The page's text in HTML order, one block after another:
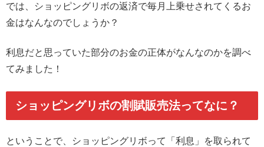
では、ショッピングリボの返済で毎月上乗せされてくるお
金はなんなのでしょうか？
利息だと思っていた部分のお金の正体がなんなのかを調べ
てみました！
ショッピングリボの割賦販売法ってなに？
ということで、ショッピングリボって「利息」を取られて